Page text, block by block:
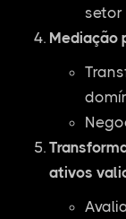
Mediação
ativos